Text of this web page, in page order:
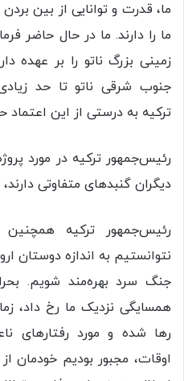
ما، قدرت و توانایی از بین
ما را دارند. ما در حال حاضر
زمینی بزرگ ناتو را بر عهده
جنوب شرقی ناتو تا حد
ترکیه به درستی از این
رئیس‌جمهور ترکیه در مورد
دیگران گنبدهای متفاوتی
رئیس‌جمهور ترکیه
نتوانستیم به اندازه دوستان
جنگ سرد بهره‌مند شویم.
همسایگی نزدیک ما رخ داد،
رها شده و مورد رفتارهای
اوقات، مجبور بودیم خودمان